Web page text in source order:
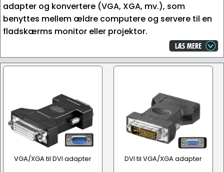
adapter og konvertere (VGA, XGA, mv.), som
benyttes mellem ældre computere og servere til en
fladskærms monitor eller projektor.
VGA/XGA til DVI adapter DVI til VGA/XGA adapter